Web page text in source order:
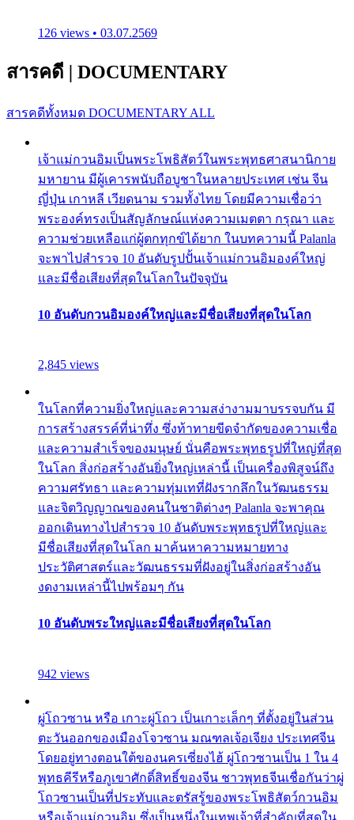
126 views • 03.07.2569
สารคดี | DOCUMENTARY
สารคดีทั้งหมด DOCUMENTARY ALL
เจ้าแม่กวนอิมเป็นพระโพธิสัตว์ในพระพุทธศาสนานิกาย
มหายาน มีผู้เคารพนับถือบูชาในหลายประเทศ เช่น จีน
ญี่ปุ่น เกาหลี เวียดนาม รวมทั้งไทย โดยมีความเชื่อว่า
พระองค์ทรงเป็นสัญลักษณ์แห่งความเมตตา กรุณา และ
ความช่วยเหลือแก่ผู้ตกทุกข์ได้ยาก ในบทความนี้ Palanla
จะพาไปสำรวจ 10 อันดับรูปปั้นเจ้าแม่กวนอิมองค์ใหญ่
และมีชื่อเสียงที่สุดในโลกในปัจจุบัน
10 อันดับกวนอิมองค์ใหญ่และมีชื่อเสียงที่สุดในโลก
2,845 views
ในโลกที่ความยิ่งใหญ่และความสง่างามมาบรรจบกัน มี
การสร้างสรรค์ที่น่าทึ่ง ซึ่งท้าทายขีดจำกัดของความเชื่อ
และความสำเร็จของมนุษย์ นั่นคือพระพุทธรูปที่ใหญ่ที่สุด
ในโลก สิ่งก่อสร้างอันยิ่งใหญ่เหล่านี้ เป็นเครื่องพิสูจน์ถึง
ความศรัทธา และความทุ่มเทที่ฝังรากลึกในวัฒนธรรม
และจิตวิญญาณของคนในชาติต่างๆ Palanla จะพาคุณ
ออกเดินทางไปสำรวจ 10 อันดับพระพุทธรูปที่ใหญ่และ
มีชื่อเสียงที่สุดในโลก มาค้นหาความหมายทาง
ประวัติศาสตร์และวัฒนธรรมที่ฝังอยู่ในสิ่งก่อสร้างอัน
งดงามเหล่านี้ไปพร้อมๆ กัน
10 อันดับพระใหญ่และมีชื่อเสียงที่สุดในโลก
942 views
ผู่โถวซาน หรือ เกาะผู่โถว เป็นเกาะเล็กๆ ที่ตั้งอยู่ในส่วน
ตะวันออกของเมืองโจวซาน มณฑลเจ้อเจียง ประเทศจีน
โดยอยู่ทางตอนใต้ของนครเซี่ยงไฮ้ ผู่โถวซานเป็น 1 ใน 4
พุทธคีรีหรือภูเขาศักดิ์สิทธิ์ของจีน ชาวพุทธจีนเชื่อกันว่าผู่
โถวซานเป็นที่ประทับและตรัสรู้ของพระโพธิสัตว์กวนอิม
หรือเจ้าแม่กวนอิม ซึ่งเป็นหนึ่งในเทพเจ้าที่สำคัญที่สุดใน